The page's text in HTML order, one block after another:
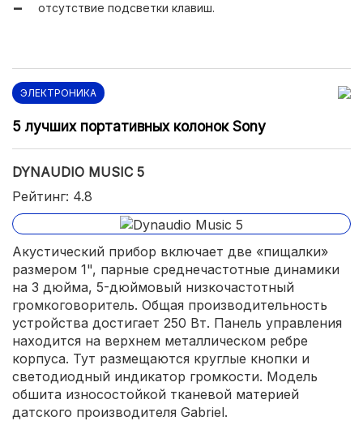
отсутствие подсветки клавиш.
ЭЛЕКТРОНИКА
5 лучших портативных колонок Sony
DYNAUDIO MUSIC 5
Рейтинг: 4.8
Акустический прибор включает две «пищалки»
размером 1", парные среднечастотные динамики
на 3 дюйма, 5-дюймовый низкочастотный
громкоговоритель. Общая производительность
устройства достигает 250 Вт. Панель управления
находится на верхнем металлическом ребре
корпуса. Тут размещаются круглые кнопки и
светодиодный индикатор громкости. Модель
обшита износостойкой тканевой материей
датского производителя Gabriel.